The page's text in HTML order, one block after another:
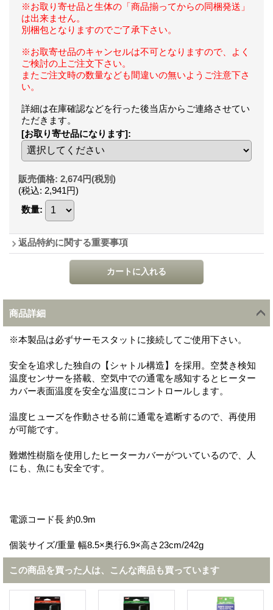
※お取り寄せ品と生体の「商品揃ってからの同梱発送」
は出来ません。
別梱包となりますのでご了承下さい。
※お取寄せ品のキャンセルは不可となりますので、よく
ご検討の上ご注文下さい。
またご注文時の数量なども間違いの無いようご注意下さ
い。
詳細は在庫確認などを行った後当店からご連絡させてい
ただきます。
[お取り寄せ品になります]:
販売価格: 2,674円(税別)
(税込: 2,941円)
数量:
返品特約に関する重要事項
商品詳細
※本製品は必ずサーモスタットに接続してご使用下さい。
安全を追求した独自の【シャトル構造】を採用。空焚き検知
温度センサーを搭載、空気中での通電を感知するとヒーター
カバー表面温度を安全な温度にコントロールします。
温度ヒューズを作動させる前に通電を遮断するので、再使用
が可能です。
難燃性樹脂を使用したヒーターカバーがついているので、人
にも、魚にも安全です。
電源コード長 約0.9m
個装サイズ/重量 幅8.5×奥行6.9×高さ23cm/242g
この商品を買った人は、こんな商品も買っています